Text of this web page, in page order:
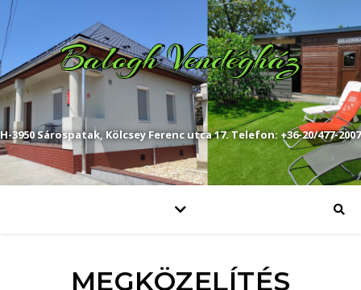
Balogh Vendégház
H-3950 Sárospatak, Kölcsey Ferenc utca 17. Telefon: +36-20/477-2007
MEGKÖZELÍTÉS